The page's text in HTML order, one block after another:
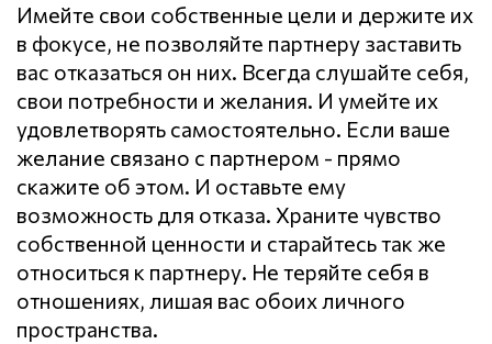
Имейте свои собственные цели и держите их
в фокусе, не позволяйте партнеру заставить
вас отказаться он них. Всегда слушайте себя,
свои потребности и желания. И умейте их
удовлетворять самостоятельно. Если ваше
желание связано с партнером - прямо
скажите об этом. И оставьте ему
возможность для отказа. Храните чувство
собственной ценности и старайтесь так же
относиться к партнеру. Не теряйте себя в
отношениях, лишая вас обоих личного
пространства.